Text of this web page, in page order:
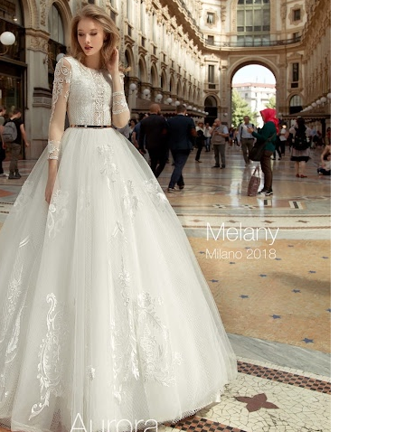
Свадебные платья Банкет Транспорт
салон —
Отзывы(4)
6 платьев